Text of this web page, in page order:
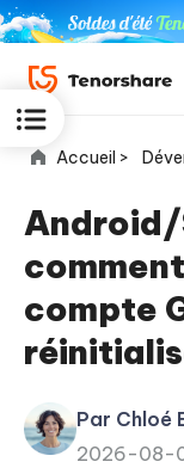
for iOS
PDF
Editor
Accueil >
Android/
compte
Par Chloé
2026-08-